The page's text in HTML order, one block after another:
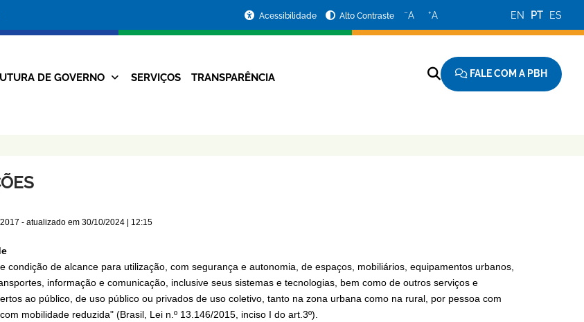
da
Prefeitura
Acessibilidade Alto Contraste −A +A EN PT ES
Navegação
DE GOVERNO SERVIÇOS TRANSPARÊNCIA FALE COM A PBH
- atualizado em 30/10/2024 | 12:15
condição de alcance para utilização, com segurança e autonomia, de espaços, mobiliários, equipamentos urbanos,
informação e comunicação, inclusive seus sistemas e tecnologias, bem como de outros serviços e
ao público, de uso público ou privados de uso coletivo, tanto na zona urbana como na rural, por pessoa com
mobilidade reduzida" (Brasil, Lei n.º 13.146/2015, inciso I do art.3º).